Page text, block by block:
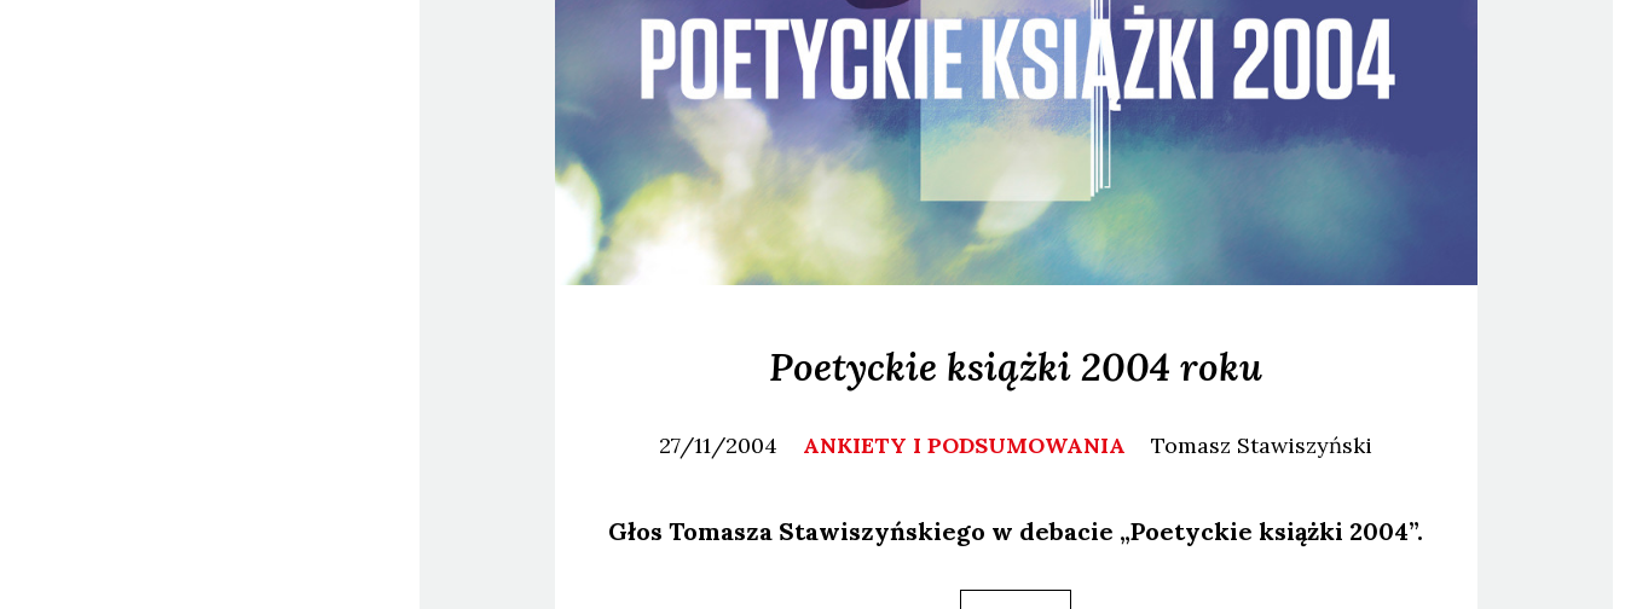
Poetyckie książki 2004 roku
27/11/2004 ANKIETY I PODSUMOWANIA Tomasz Stawiszyński
Głos Toma­sza Sta­wi­szyń­skie­go w deba­cie „Poetyc­kie książ­ki 2004”.